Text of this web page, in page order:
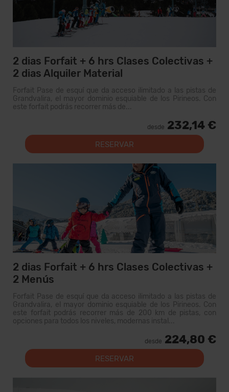
2 dias Forfait + 6 hrs Clases Colectivas +
2 dias Alquiler Material
Forfait Pase de esquí que da acceso ilimitado a las pistas de
Grandvalira, el mayor dominio esquiable de los Pirineos. Con
este forfait podrás recorrer más de...
desde 232,14 €
RESERVAR
2 dias Forfait + 6 hrs Clases Colectivas +
2 Menús
Forfait Pase de esquí que da acceso ilimitado a las pistas de
Grandvalira, el mayor dominio esquiable de los Pirineos. Con
este forfait podrás recorrer más de 200 km de pistas, con
opciones para todos los niveles, modernas instal...
desde 224,80 €
RESERVAR